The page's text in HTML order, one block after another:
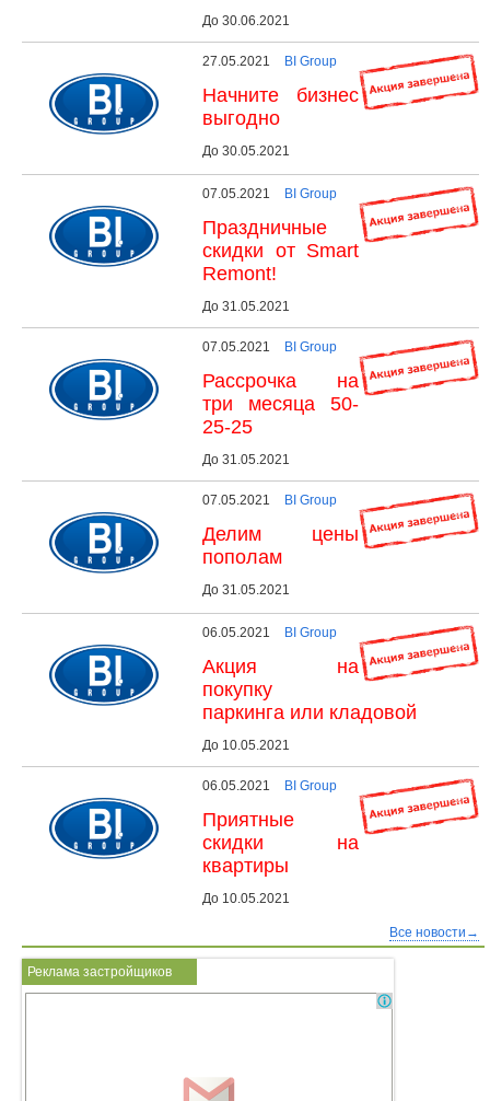
До 30.06.2021
27.05.2021 BI Group
Начните бизнес
выгодно
До 30.05.2021
07.05.2021 BI Group
Праздничные
скидки от Smart
Remont!
До 31.05.2021
07.05.2021 BI Group
Рассрочка на
три месяца 50-
25-25
До 31.05.2021
07.05.2021 BI Group
Делим цены
пополам
До 31.05.2021
06.05.2021 BI Group
Акция на
покупку
паркинга или кладовой
До 10.05.2021
06.05.2021 BI Group
Приятные
скидки на
квартиры
До 10.05.2021
Все новости→
Реклама застройщиков